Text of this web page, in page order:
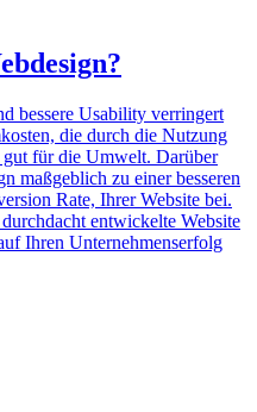
bessere Usability verringert
die durch die Nutzung
gut für die Umwelt. Darüber
maßgeblich zu einer besseren
Rate, Ihrer Website bei.
entwickelte Website
Ihren Unternehmenserfolg